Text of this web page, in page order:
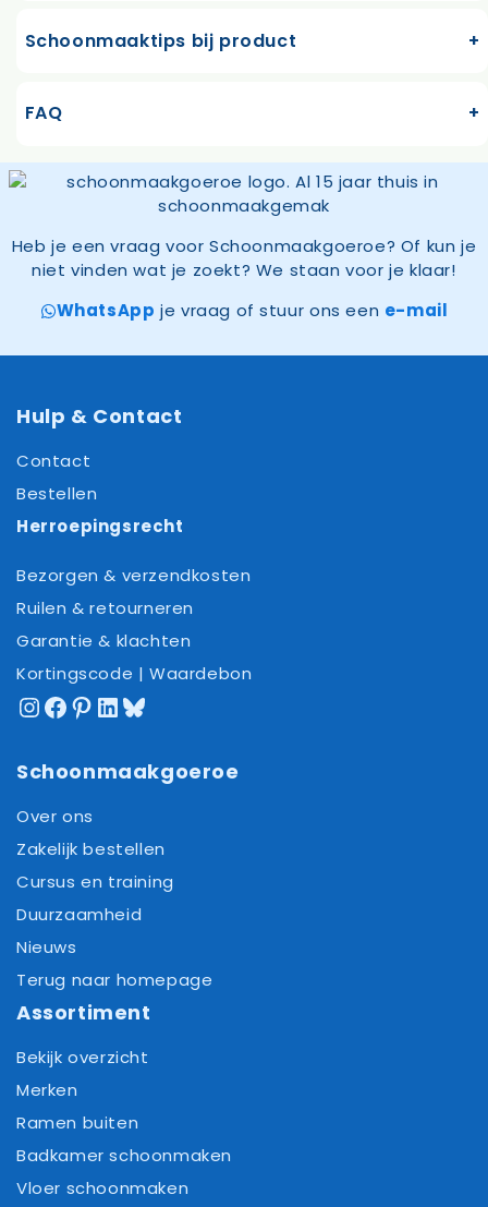
Schoonmaaktips bij product
FAQ
Heb je een vraag voor Schoonmaakgoeroe? Of kun je
niet vinden wat je zoekt? We staan voor je klaar!
WhatsApp je vraag of stuur ons een e-mail
Hulp & Contact
Contact
Bestellen
Herroepingsrecht
Bezorgen & verzendkosten
Ruilen & retourneren
Garantie & klachten
Kortingscode | Waardebon
Instagram
Facebook
Pinterest
LinkedIn
Bluesky
Schoonmaakgoeroe
Over ons
Zakelijk bestellen
Cursus en training
Duurzaamheid
Nieuws
Terug naar homepage
Assortiment
Bekijk overzicht
Merken
Ramen buiten
Badkamer schoonmaken
Vloer schoonmaken